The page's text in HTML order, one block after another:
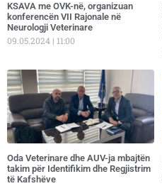
KSAVA me OVK-në, organizuan
konferencën VII Rajonale në
Neurologji Veterinare
09.05.2024 11:00
Oda Veterinare dhe AUV-ja mbajtën
takim për Identifikim dhe Regjistrim
të Kafshëve